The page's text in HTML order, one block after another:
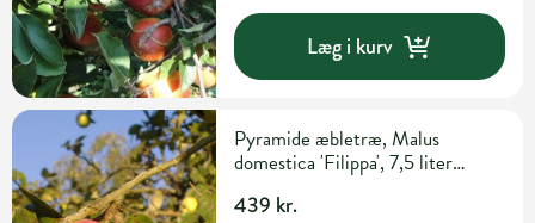
Læg i kurv
Pyramide æbletræ, Malus
domestica 'Filippa', 7,5 liter
439 kr.